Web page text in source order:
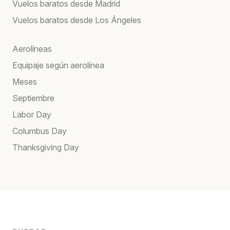
Vuelos baratos desde Madrid
Vuelos baratos desde Los Ángeles
Aerolíneas
Equipaje según aerolínea
Meses
Septiembre
Labor Day
Columbus Day
Thanksgiving Day